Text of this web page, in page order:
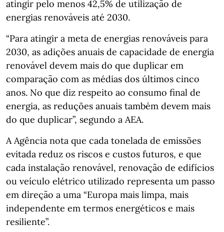
atingir pelo menos 42,5% de utilização de
energias renováveis até 2030.
“Para atingir a meta de energias renováveis para
2030, as adições anuais de capacidade de energia
renovável devem mais do que duplicar em
comparação com as médias dos últimos cinco
anos. No que diz respeito ao consumo final de
energia, as reduções anuais também devem mais
do que duplicar”, segundo a AEA.
A Agência nota que cada tonelada de emissões
evitada reduz os riscos e custos futuros, e que
cada instalação renovável, renovação de edifícios
ou veículo elétrico utilizado representa um passo
em direção a uma “Europa mais limpa, mais
independente em termos energéticos e mais
resiliente”.